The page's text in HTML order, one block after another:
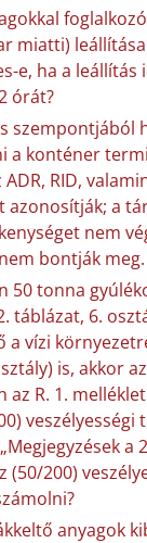
miatti) leállítása
e, ha a
órát?
szempontjából
a konténer
RID,
azonosítják; a
nem
bontják meg.
50 tonna
táblázat, 6.
a vízi
is, akkor az
az R. 1.
veszélyességi
a
(50/200)
anyagok